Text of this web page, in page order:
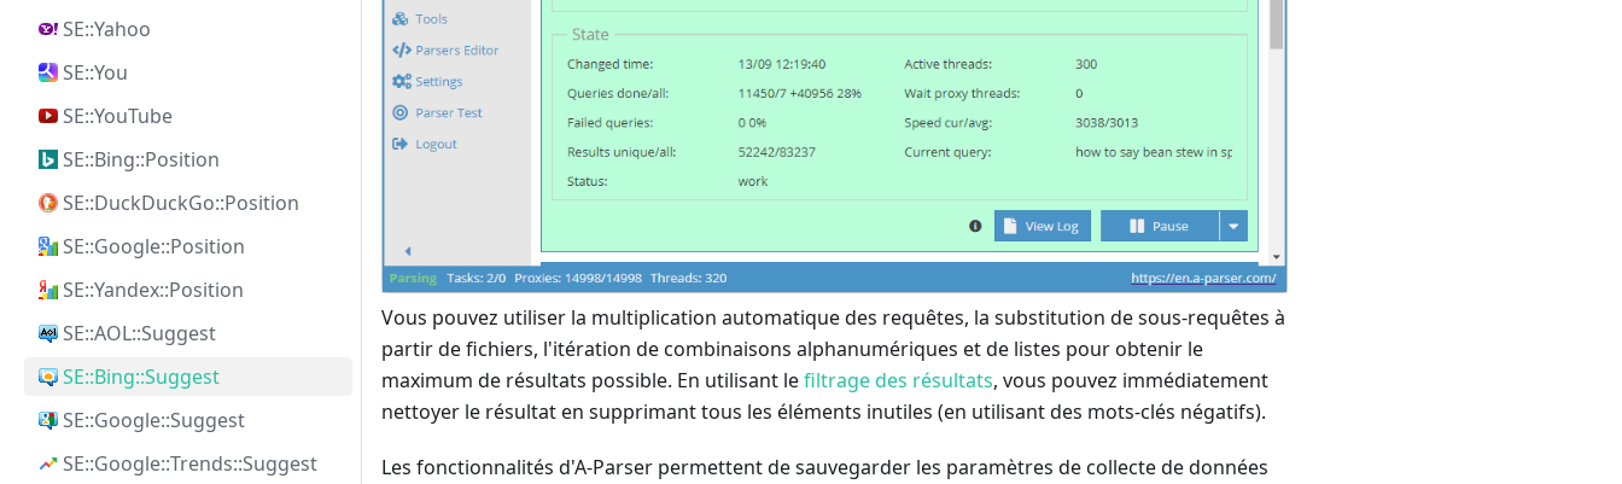
SE::Yahoo
SE::You
SE::YouTube
SE::Bing::Position
SE::DuckDuckGo::Position
SE::Google::Position
SE::Yandex::Position
SE::AOL::Suggest
SE::Bing::Suggest
SE::Google::Suggest
SE::Google::Trends::Suggest
Vous pouvez utiliser la multiplication automatique des requêtes, la substitution de sous-requêtes à
partir de fichiers, l'itération de combinaisons alphanumériques et de listes pour obtenir le
maximum de résultats possible. En utilisant lefiltrage des résultats, vous pouvez immédiatement
nettoyer le résultat en supprimant tous les éléments inutiles (en utilisant des mots-clés négatifs).
Les fonctionnalités d'A-Parser permettent de sauvegarder les paramètres de collecte de données